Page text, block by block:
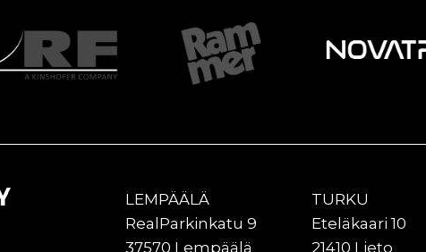
LEMPÄÄLÄ
RealParkinkatu 9
37570 Lempäälä
TURKU
Eteläkaari 10
21410 Lieto